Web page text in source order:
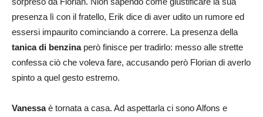
presenza lì con il fratello, Erik dice di aver udito un rumore ed
essersi impaurito cominciando a correre. La presenza della
tanica di benzinaperò finisce per tradirlo: messo alle strette
confessa ciò che voleva fare, accusando però Florian di averlo
spinto a quel gesto estremo.
Vanessaè tornata a casa. Ad aspettarla ci sono Alfons e